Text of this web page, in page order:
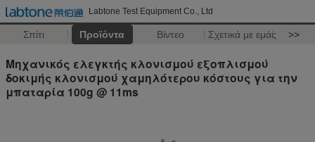
Labtone Test Equipment Co., Ltd
Σπίτι Προϊόντα Βίντεο Σχετικά με εμάς >>
Μηχανικός ελεγκτής κλονισμού εξοπλισμού
δοκιμής κλονισμού χαμηλότερου κόστους για την
μπαταρία 100g @ 11ms